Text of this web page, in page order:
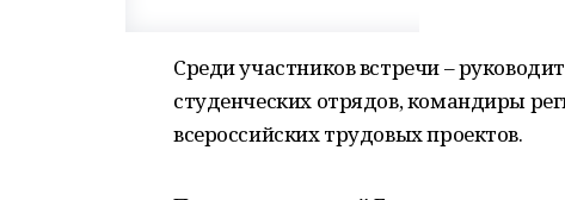
Среди участников встречи –
студенческих отрядов, командиры
всероссийских трудовых проектов.